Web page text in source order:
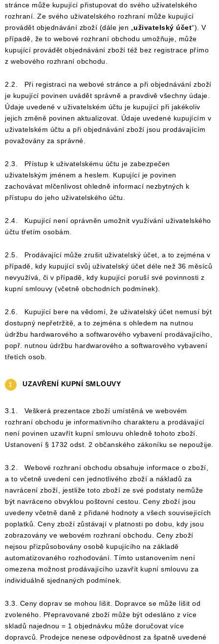
stránce může kupující přistupovat do svého uživatelského
rozhraní. Ze svého uživatelského rozhraní může kupující
provádět objednávání zboží (dále jen „uživatelský účet“). V
případě, že to webové rozhraní obchodu umožňuje, může
kupující provádět objednávání zboží též bez registrace přímo
z webového rozhraní obchodu.
2.2. Při registraci na webové stránce a při objednávání zboží
je kupující povinen uvádět správně a pravdivě všechny údaje.
Údaje uvedené v uživatelském účtu je kupující při jakékoliv
jejich změně povinen aktualizovat. Údaje uvedené kupujícím v
uživatelském účtu a při objednávání zboží jsou prodávajícím
považovány za správné.
2.3. Přístup k uživatelskému účtu je zabezpečen
uživatelským jménem a heslem. Kupující je povinen
zachovávat mlčenlivost ohledně informací nezbytných k
přístupu do jeho uživatelského účtu.
2.4. Kupující není oprávněn umožnit využívání uživatelského
účtu třetím osobám.
2.5. Prodávající může zrušit uživatelský účet, a to zejména v
případě, kdy kupující svůj uživatelský účet déle než 36 měsíců
nevyužívá, či v případě, kdy kupující poruší své povinnosti z
kupní smlouvy (včetně obchodních podmínek).
2.6. Kupující bere na vědomí, že uživatelský účet nemusí být
dostupný nepřetržitě, a to zejména s ohledem na nutnou
údržbu hardwarového a softwarového vybavení prodávajícího,
popř. nutnou údržbu hardwarového a softwarového vybavení
třetích osob.
UZAVŘENÍ KUPNÍ SMLOUVY
3.1. Veškerá prezentace zboží umístěná ve webovém
rozhraní obchodu je informativního charakteru a prodávající
není povinen uzavřít kupní smlouvu ohledně tohoto zboží.
Ustanovení § 1732 odst. 2 občanského zákoníku se nepoužije.
3.2. Webové rozhraní obchodu obsahuje informace o zboží,
a to včetně uvedení cen jednotlivého zboží a nákladů za
navrácení zboží, jestliže toto zboží ze své podstaty nemůže
být navráceno obvyklou poštovní cestou. Ceny zboží jsou
uvedeny včetně daně z přidané hodnoty a všech souvisejících
poplatků. Ceny zboží zůstávají v platnosti po dobu, kdy jsou
zobrazovány ve webovém rozhraní obchodu. Ceny zboží
nejsou přizpůsobovány osobě kupujícího na základě
automatizovaného rozhodování. Tímto ustanovením není
omezena možnost prodávajícího uzavřít kupní smlouvu za
individuálně sjednaných podmínek.
3.3. Ceny doprav se mohou lišit. Dopravce se může lišit od
zvoleného. Přepravované zboží může být odesláno z více
skladů najednou = 1 objednávku může doručovat více
dopravců. Prodejce nenese odpovědnost za špatně uvedené